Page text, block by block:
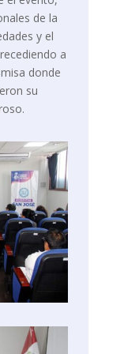
de la
y el
a
donde
su